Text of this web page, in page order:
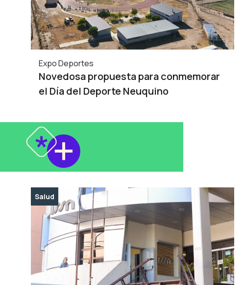
Expo Deportes
Novedosa propuesta para conmemorar
el Día del Deporte Neuquino
Salud